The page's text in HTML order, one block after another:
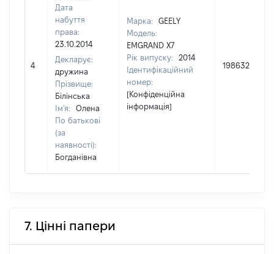
4
Дата
набуття
права:
23.10.2014
Декларує:
дружина
Прізвище:
Білінська
Ім'я:
Олена
По батькові
(за
наявності):
Богданівна
Марка:
GEELY
Модель:
EMGRAND X7
Рік випуску:
2014
Ідентифікаційний
номер:
[Конфіденційна
інформація]
198632
7. Цінні папери